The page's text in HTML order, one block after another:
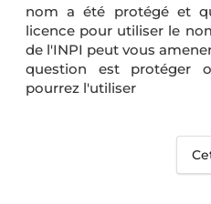
nom a été protégé et
licence pour utiliser le
de l'INPI peut vous
question est protéger
pourrez l'utiliser